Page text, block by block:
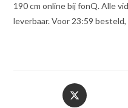
190 cm online bij fonQ. Alle
leverbaar. Voor 23:59
Opent
in